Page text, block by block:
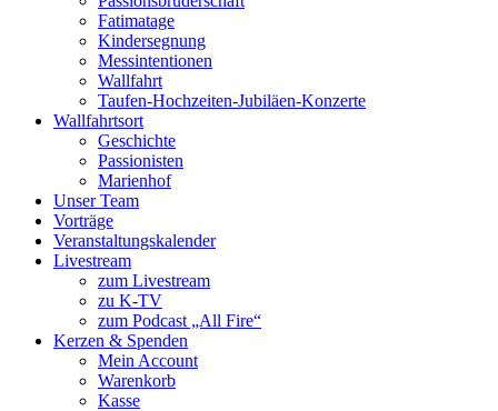
Fatimatage
Kindersegnung
Messintentionen
Wallfahrt
Taufen-Hochzeiten-Jubiläen-Konzerte
Wallfahrtsort
Geschichte
Passionisten
Marienhof
Unser Team
Vorträge
Veranstaltungskalender
Livestream
zum Livestream
zu K-TV
zum Podcast „All Fire“
Kerzen & Spenden
Mein Account
Warenkorb
Kasse